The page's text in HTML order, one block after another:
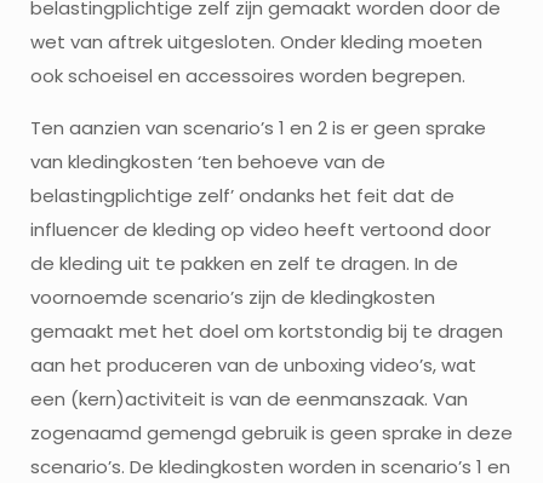
belastingplichtige zelf zijn gemaakt worden door de
wet van aftrek uitgesloten. Onder kleding moeten
ook schoeisel en accessoires worden begrepen.
Ten aanzien van scenario’s 1 en 2 is er geen sprake
van kledingkosten ‘ten behoeve van de
belastingplichtige zelf’ ondanks het feit dat de
influencer de kleding op video heeft vertoond door
de kleding uit te pakken en zelf te dragen. In de
voornoemde scenario’s zijn de kledingkosten
gemaakt met het doel om kortstondig bij te dragen
aan het produceren van de unboxing video’s, wat
een (kern)activiteit is van de eenmanszaak. Van
zogenaamd gemengd gebruik is geen sprake in deze
scenario’s. De kledingkosten worden in scenario’s 1 en